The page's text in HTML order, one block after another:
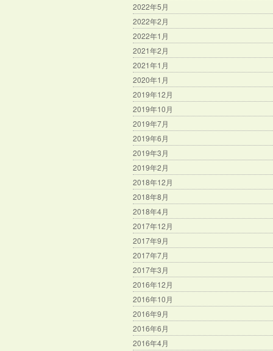
2022年5月
2022年2月
2022年1月
2021年2月
2021年1月
2020年1月
2019年12月
2019年10月
2019年7月
2019年6月
2019年3月
2019年2月
2018年12月
2018年8月
2018年4月
2017年12月
2017年9月
2017年7月
2017年3月
2016年12月
2016年10月
2016年9月
2016年6月
2016年4月